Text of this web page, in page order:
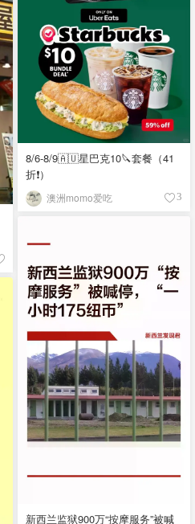
8/6-8/9🇦🇺星巴克10🔪套餐（41
折❗）
澳洲momo爱吃 3
新西兰监狱900万“按摩服务”被喊